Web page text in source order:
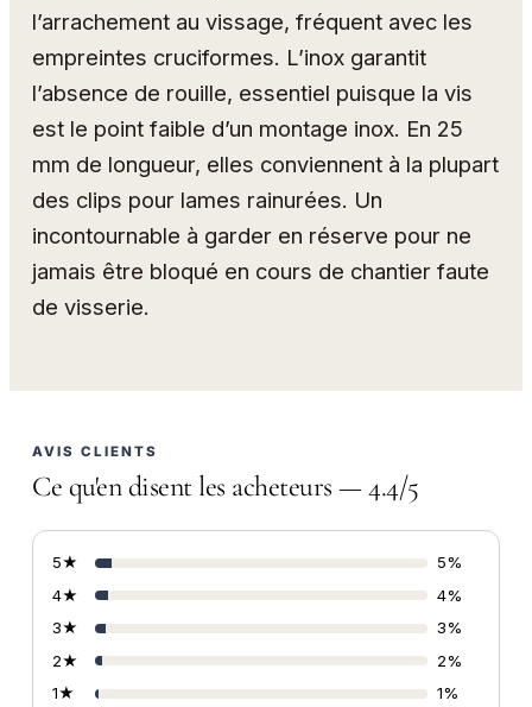
l’arrachement au vissage, fréquent avec les
empreintes cruciformes. L’inox garantit
l’absence de rouille, essentiel puisque la vis
est le point faible d’un montage inox. En 25
mm de longueur, elles conviennent à la plupart
des clips pour lames rainurées. Un
incontournable à garder en réserve pour ne
jamais être bloqué en cours de chantier faute
de visserie.
AVIS CLIENTS
Ce qu'en disent les acheteurs — 4.4/5
5★
5%
4★
4%
3★
3%
2★
2%
1★
1%